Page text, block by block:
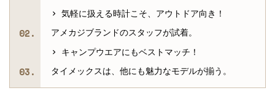
気軽に扱える時計こそ、アウトドア向き！
アメカジブランドのスタッフが試着。
キャンプウエアにもベストマッチ！
タイメックスは、他にも魅力なモデルが揃う。